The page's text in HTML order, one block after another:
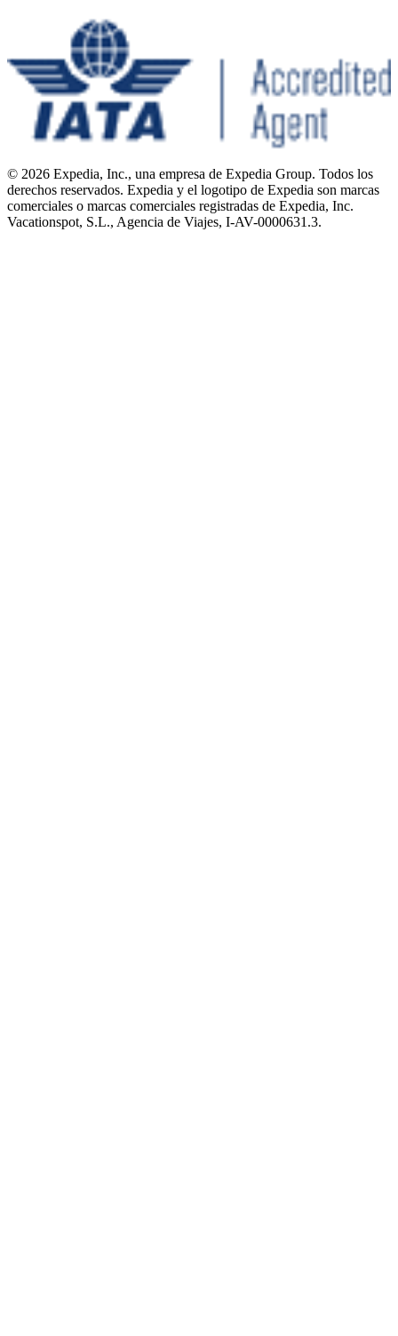
© 2026 Expedia, Inc., una empresa de Expedia Group. Todos los
derechos reservados. Expedia y el logotipo de Expedia son marcas
comerciales o marcas comerciales registradas de Expedia, Inc.
Vacationspot, S.L., Agencia de Viajes, I-AV-0000631.3.